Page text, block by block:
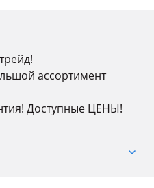
ассортимент
Доступные ЦЕНЫ!